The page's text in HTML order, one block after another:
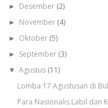
► Desember (2)
► November (4)
► Oktober (5)
► September (3)
▼ Agustus (11)
Lomba 17 Agustusan di
Para Nasionalis Labil dan